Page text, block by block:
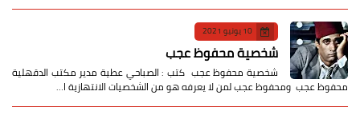
10 يونيو 2021
شخصية محفوظ عجب
شخصية محفوظ عجب كتب : الصباحي عطية مدير مكتب الدقهلية
محفوظ عجب ومحفوظ عجب لمن لا يعرفه هو من الشخصيات الانتهازية ا…